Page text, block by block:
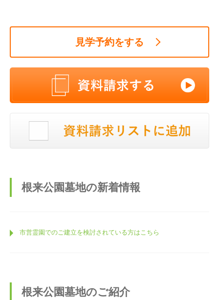
見学予約をする
根来公園墓地の新着情報
市営霊園でのご建立を検討されている方はこちら
根来公園墓地のご紹介